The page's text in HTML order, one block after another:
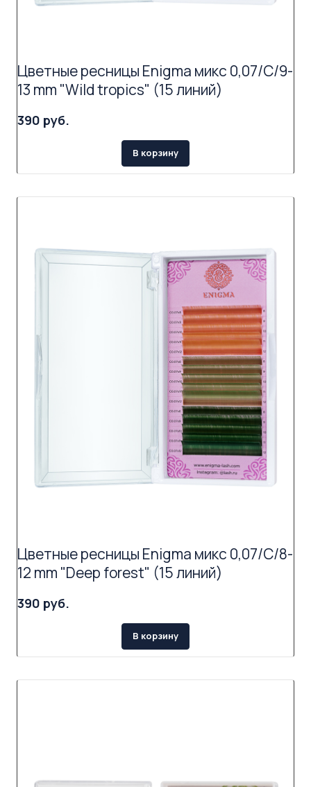
Цветные ресницы Enigma микс 0,07/C/9-
13 mm "Wild tropics" (15 линий)
390 руб.
В корзину
Цветные ресницы Enigma микс 0,07/C/8-
12 mm "Deep forest" (15 линий)
390 руб.
В корзину